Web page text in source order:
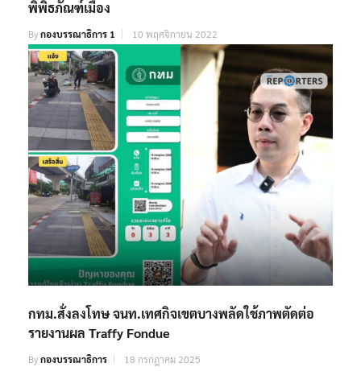
พิพิธภัณฑ์เมือง
Byกองบรรณาธิการ 1 10 พฤศจิกายน 2022
กทม.สั่งลงโทษ จนท.เทศกิจเขตบางพลัดใช้ภาพตัดต่อ
รายงานผล Traffy Fondue
Byกองบรรณาธิการ 18 กรกฎาคม 2025